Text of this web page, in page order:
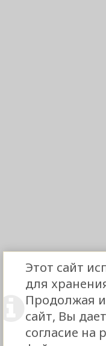
Этот сайт
для
Продолжая
сайт, Вы
согласие на